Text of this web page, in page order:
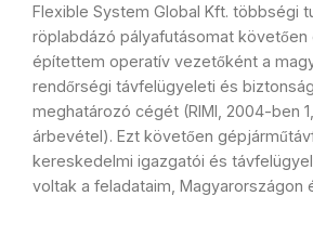
Flexible System Global Kft. többségi
röplabdázó pályafutásomat
építettem operatív vezetőként a
rendőrségi távfelügyeleti és
meghatározó cégét (RIMI, 2004-ben
árbevétel). Ezt követően
kereskedelmi igazgatói és
voltak a feladataim, Magyarországon